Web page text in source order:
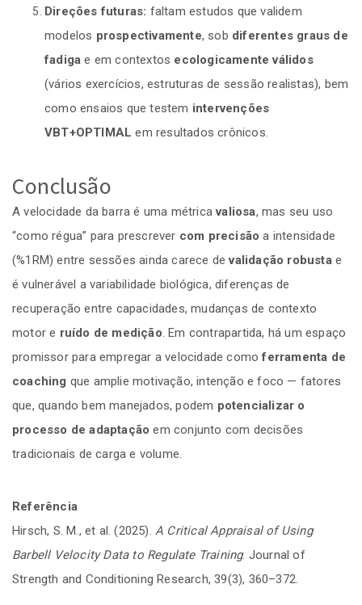
Direções futuras: faltam estudos que validem
modelos prospectivamente, sob diferentes graus de
fadiga e em contextos ecologicamente válidos
(vários exercícios, estruturas de sessão realistas), bem
como ensaios que testem intervenções
VBT+OPTIMAL em resultados crônicos.
Conclusão
A velocidade da barra é uma métricavaliosa, mas seu uso
“como régua” para prescrever com precisão a intensidade
(%1RM) entre sessões ainda carece devalidação robustae
é vulnerável a variabilidade biológica, diferenças de
recuperação entre capacidades, mudanças de contexto
motor e ruído de medição. Em contrapartida, há um espaço
promissor para empregar a velocidade comoferramenta de
coaching que amplie motivação, intenção e foco — fatores
que, quando bem manejados, podem potencializar o
processo de adaptação em conjunto com decisões
tradicionais de carga e volume.
Referência
Hirsch, S. M., et al. (2025). A Critical Appraisal of Using
Barbell Velocity Data to Regulate Training. Journal of
Strength and Conditioning Research, 39(3), 360–372.